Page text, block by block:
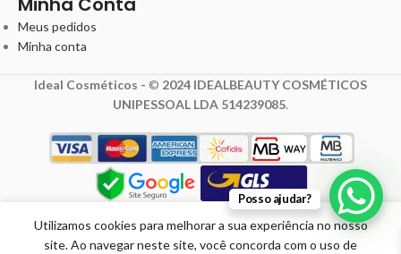
Meus pedidos
Minha conta
Ideal Cosméticos - © 2024 IDEALBEAUTY COSMÉTICOS
UNIPESSOAL LDA 514239085.
Utilizamos cookies para melhorar a sua experiência no nosso
site. Ao navegar neste site, você concorda com o uso de
Nutri-
Enrich
Posso ajudar?